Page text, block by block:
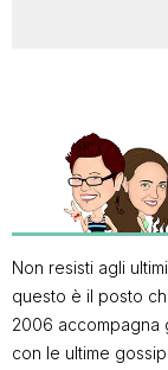
Non resisti agli
questo è il posto
2006 accompagna
con le ultime